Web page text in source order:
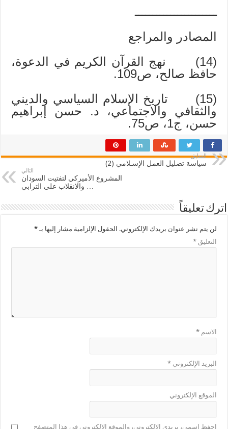
ـــــــــــــــــــــــ
المصادر والمراجع
(14) نهج القرآن الكريم في الدعوة،
حافظ صالح، ص109.
(15) تاريخ الإسلام السياسي والديني
والثقافي والاجتماعي، د. حسن إبراهيم
حسن، ج1، ص75.
السابق
سياسة تضليل العمل الإسـلامي (2)
التالي
المشروع الأميركي لتفتيت السودان
… والانقلاب على الترابي
اترك تعليقاً
لن يتم نشر عنوان بريدك الإلكتروني. الحقول الإلزامية مشار إليها بـ*
التعليق*
الاسم*
البريد الإلكتروني*
الموقع الإلكتروني
احفظ اسمي، بريدي الإلكتروني، والموقع الإلكتروني في هذا المتصفح